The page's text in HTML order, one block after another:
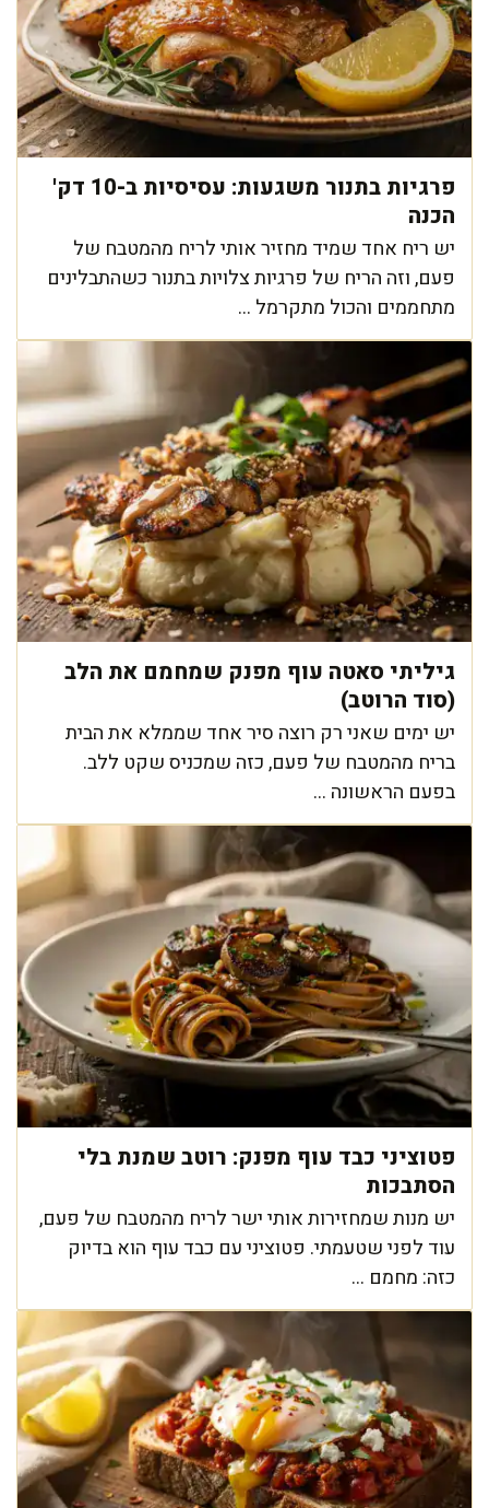
פרגיות בתנור משגעות: עסיסיות ב-10 דק'
הכנה
יש ריח אחד שמיד מחזיר אותי לריח מהמטבח של
פעם, וזה הריח של פרגיות צלויות בתנור כשהתבלינים
מתחממים והכול מתקרמל ...
גיליתי סאטה עוף מפנק שמחמם את הלב
(סוד הרוטב)
יש ימים שאני רק רוצה סיר אחד שממלא את הבית
בריח מהמטבח של פעם, כזה שמכניס שקט ללב.
בפעם הראשונה ...
פטוציני כבד עוף מפנק: רוטב שמנת בלי
הסתבכות
יש מנות שמחזירות אותי ישר לריח מהמטבח של פעם,
עוד לפני שטעמתי. פטוציני עם כבד עוף הוא בדיוק
כזה: מחמם ...